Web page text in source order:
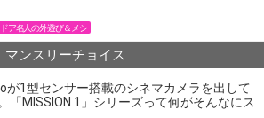
ア名人の外遊び＆メシ
マンスリーチョイス
が1型センサー搭載のシネマカメラを出して
「MISSION 1」シリーズって何がそんなにス